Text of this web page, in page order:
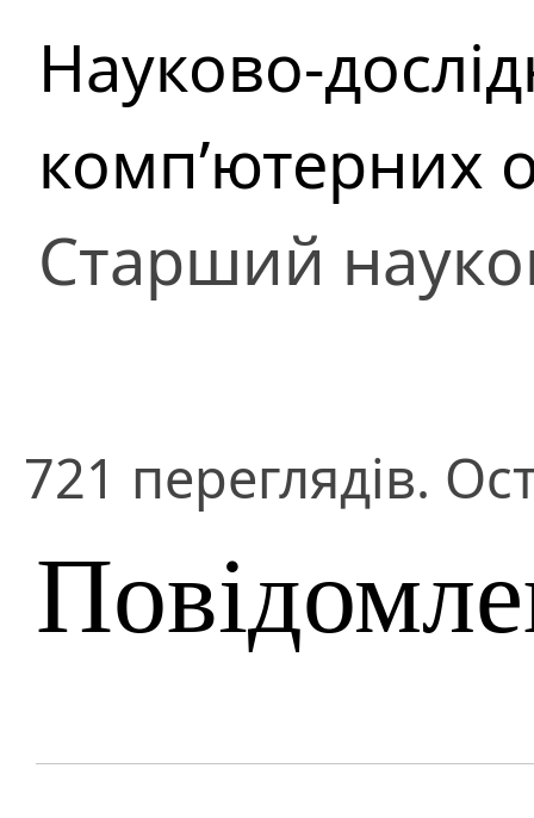
Науково-
комп’ютерних
Старший
721 переглядів.